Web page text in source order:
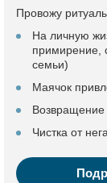
Провожу
На личную
примирение,
семьи)
Маячок
Возвращение
Чистка от